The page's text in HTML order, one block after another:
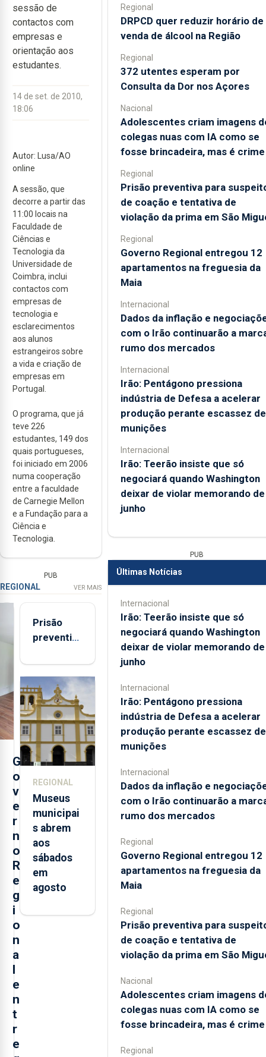
sessão de
contactos com
empresas e
orientação aos
estudantes.
14 de set. de 2010,
18:06
Autor: Lusa/AO
online
A sessão, que
decorre a partir das
11:00 locais na
Faculdade de
Ciências e
Tecnologia da
Universidade de
Coimbra, inclui
contactos com
empresas de
tecnologia e
esclarecimentos
aos alunos
estrangeiros sobre
a vida e criação de
empresas em
Portugal.
O programa, que já
teve 226
estudantes, 149 dos
quais portugueses,
foi iniciado em 2006
numa cooperação
entre a faculdade
de Carnegie Mellon
e a Fundação para a
Ciência e
Tecnologia.
PUB
REGIONAL VER MAIS
G
o
v
e
r
n
o
R
e
g
i
o
n
a
l
e
n
t
r
e
Prisão
preventiva
suspeito
de coação
e
tentativa
de
violação
da prima
Miguel
REGIONAL
Museus
municipai
s abrem
aos
sábados
em
agosto
Regional
DRPCD quer reduzir horário de
venda de álcool na Região
Regional
372 utentes esperam por
Consulta da Dor nos Açores
Nacional
Adolescentes criam imagens
colegas nuas com IA como se
fosse brincadeira, mas é crime
Regional
Prisão preventiva para
de coação e tentativa de
violação da prima em São
Regional
Governo Regional entregou 12
apartamentos na freguesia da
Maia
Internacional
Dados da inflação e
com o Irão continuarão a
rumo dos mercados
Internacional
Irão: Pentágono pressiona
indústria de Defesa a acelerar
produção perante escassez de
munições
Internacional
Irão: Teerão insiste que só
negociará quando Washington
deixar de violar memorando de
junho
PUB
Últimas Notícias
Internacional
Irão: Teerão insiste que só
negociará quando Washington
deixar de violar memorando de
junho
Internacional
Irão: Pentágono pressiona
indústria de Defesa a acelerar
produção perante escassez de
munições
Internacional
Dados da inflação e
com o Irão continuarão a
rumo dos mercados
Regional
Governo Regional entregou 12
apartamentos na freguesia da
Maia
Regional
Prisão preventiva para
de coação e tentativa de
violação da prima em São
Nacional
Adolescentes criam imagens
colegas nuas com IA como se
fosse brincadeira, mas é crime
Regional